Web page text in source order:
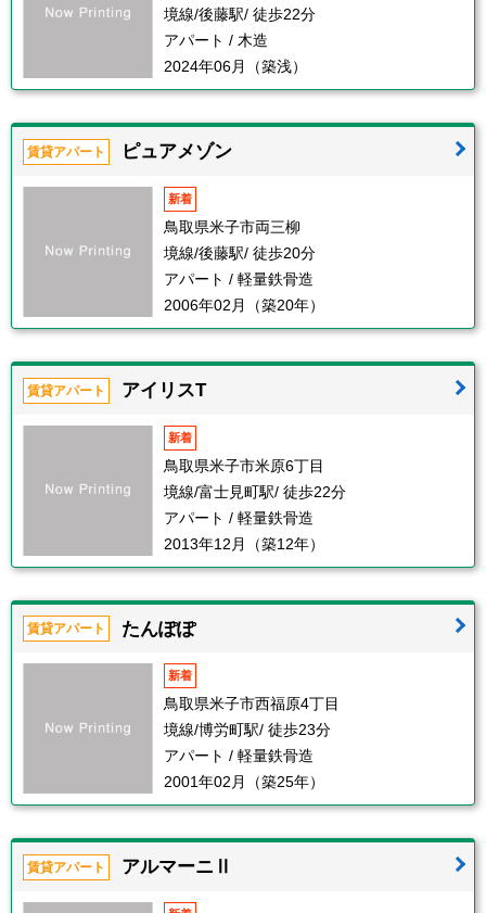
境線/後藤駅/ 徒歩22分
アパート / 木造
2024年06月（築浅）
賃貸アパート ピュアメゾン
新着
鳥取県米子市両三柳
境線/後藤駅/ 徒歩20分
アパート / 軽量鉄骨造
2006年02月（築20年）
賃貸アパート アイリスT
新着
鳥取県米子市米原6丁目
境線/富士見町駅/ 徒歩22分
アパート / 軽量鉄骨造
2013年12月（築12年）
賃貸アパート たんぽぽ
新着
鳥取県米子市西福原4丁目
境線/博労町駅/ 徒歩23分
アパート / 軽量鉄骨造
2001年02月（築25年）
賃貸アパート アルマーニⅡ